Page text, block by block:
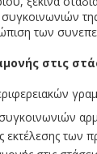
των
στις
εκτέλεσης